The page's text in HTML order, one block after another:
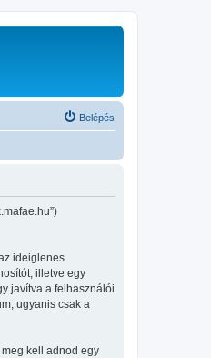
Belépés
ideiglenes
illetve egy
javítva a felhasználói
ugyanis csak a
kell adnod egy